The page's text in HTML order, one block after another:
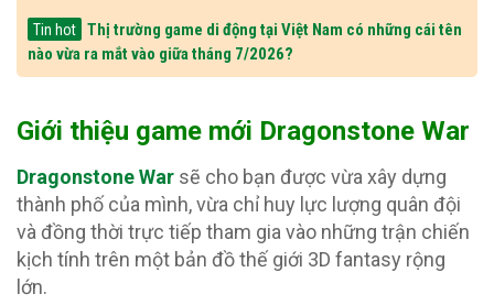
Tin hot
Thị trường game di động tại Việt Nam có những cái tên
nào vừa ra mắt vào giữa tháng 7/2026?
Giới thiệu game mới Dragonstone War
Dragonstone War sẽ cho bạn được vừa xây dựng
thành phố của mình, vừa chỉ huy lực lượng quân đội
và đồng thời trực tiếp tham gia vào những trận chiến
kịch tính trên một bản đồ thế giới 3D fantasy rộng
lớn.